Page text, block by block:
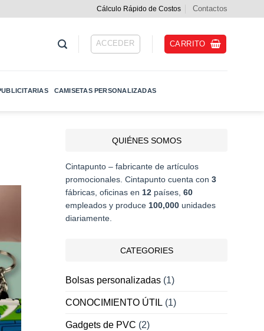
Cálculo Rápido de Costos Contactos
ACCEDER CARRITO
CAMISETAS PERSONALIZADAS
QUIÉNES SOMOS
Cintapunto – fabricante de artículos
promocionales. Cintapunto cuenta con 3
fábricas, oficinas en 12 países, 60
empleados y produce 100,000 unidades
diariamente.
CATEGORIES
Bolsas personalizadas (1)
CONOCIMIENTO ÚTIL (1)
Gadgets de PVC (2)